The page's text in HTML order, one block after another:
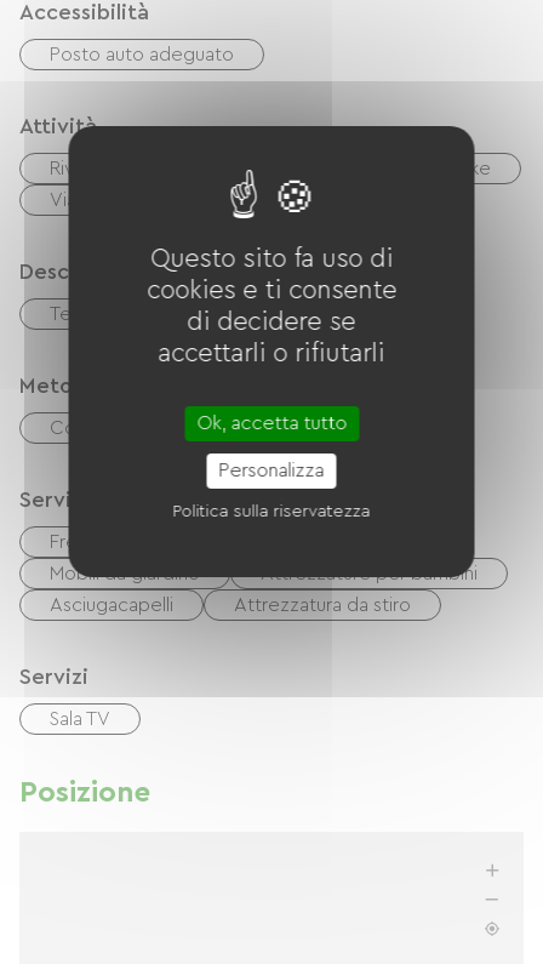
Accessibilità
Posto auto adeguato
Attività
Riviere
mountain bike
Via Verde
Terreno di gioco
Descrizione
Terreno privato recintato
Metodi di pagamento
Controlli
Servizi
Free Wifi
Mobili da giardino
Attrezzature per bambini
Asciugacapelli
Attrezzatura da stiro
Servizi
Sala TV
Posizione
Questo sito fa uso di
cookies e ti consente
di decidere se
accettarli o rifiutarli
Ok, accetta tutto
Personalizza
Politica sulla riservatezza